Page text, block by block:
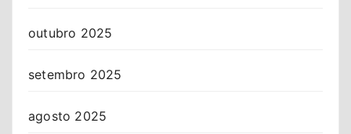
outubro 2025
setembro 2025
agosto 2025